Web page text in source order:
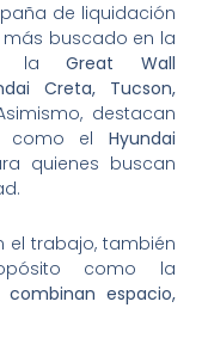
de liquidación
más buscado en la
laGreat Wall
Creta, Tucson,
destacan
como el Hyundai
quienes buscan
el trabajo, también
como la
espacio,